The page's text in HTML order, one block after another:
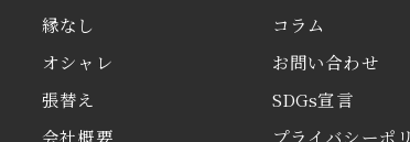
縁なし
オシャレ
張替え
会社概要
コラム
お問い合わせ
SDGs宣言
プライバシーポ